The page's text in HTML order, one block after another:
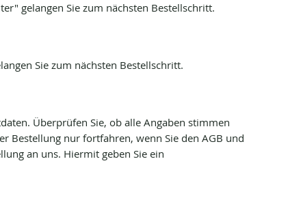
gelangen Sie zum nächsten Bestellschritt.
Sie zum nächsten Bestellschritt.
Überprüfen Sie, ob alle Angaben stimmen
Bestellung nur fortfahren, wenn Sie den AGB und
an uns. Hiermit geben Sie ein